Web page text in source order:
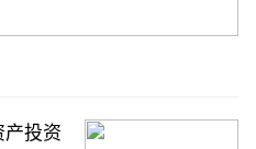
产投资